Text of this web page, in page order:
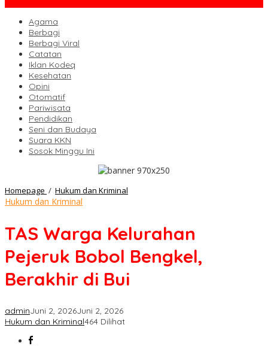
Agama
Berbagi
Berbagi Viral
Catatan
Iklan Kodeq
Kesehatan
Opini
Otomatif
Pariwisata
Pendidikan
Seni dan Budaya
Suara KKN
Sosok Minggu Ini
Homepage / Hukum dan Kriminal
Bobol
Bengkel,
Berakhir
di
Bui
Hukum dan Kriminal
TAS Warga Kelurahan
Pejeruk Bobol Bengkel,
Berakhir di Bui
adminJuni 2, 2026Juni 2, 2026
Hukum dan Kriminal464 Dilihat